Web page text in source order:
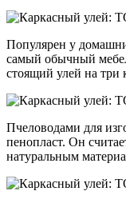
Популярен у
самый обычный
стоящий улей на три
Пчеловодами для
пенопласт. Он
натуральным